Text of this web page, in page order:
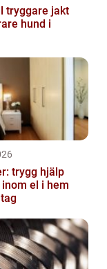
hund i
trygg hjälp
el i hem